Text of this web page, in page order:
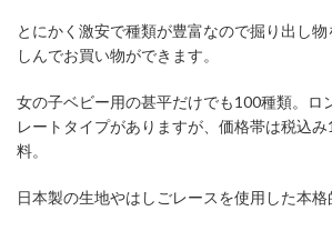
とにかく激安で種類が豊富なので掘り出し
しんでお買い物ができます。
女の子ベビー用の甚平だけでも100種類。ロ
レートタイプがありますが、価格帯は税込
料。
日本製の生地やはしごレースを使用した本格